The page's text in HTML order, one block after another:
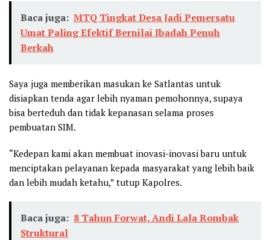
Baca juga: MTQ Tingkat Desa Jadi Pemersatu
Umat Paling Efektif Bernilai Ibadah Penuh
Berkah
Saya juga memberikan masukan ke Satlantas untuk
disiapkan tenda agar lebih nyaman pemohonnya, supaya
bisa berteduh dan tidak kepanasan selama proses
pembuatan SIM.
“Kedepan kami akan membuat inovasi-inovasi baru untuk
menciptakan pelayanan kepada masyarakat yang lebih baik
dan lebih mudah ketahu,” tutup Kapolres.
Baca juga: 8 Tahun Forwat, Andi Lala Rombak
Struktural